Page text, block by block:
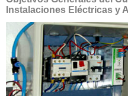
Instalaciones Eléctricas y